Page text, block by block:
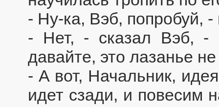
- Ну-ка, Вэб, попробуй,
- Нет, - сказал Вэб, -
давайте, это лазанье
- А вот, Начальник,
идет сзади, и повесим